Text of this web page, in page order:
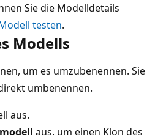
Sie die Modelldetails
testen.
Modells
um es umzubenennen. Sie
umbenennen.
aus.
aus, um einen Klon des